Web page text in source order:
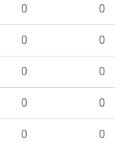
0 0
0 0
0 0
0 0
0 0